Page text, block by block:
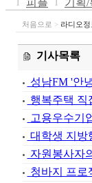
피플 기획/
처음으로 > 라디오정
기사목록
성남FM '안
행복주택 직
고용우수기
대학생 지방
자원봉사자
청바지 프로